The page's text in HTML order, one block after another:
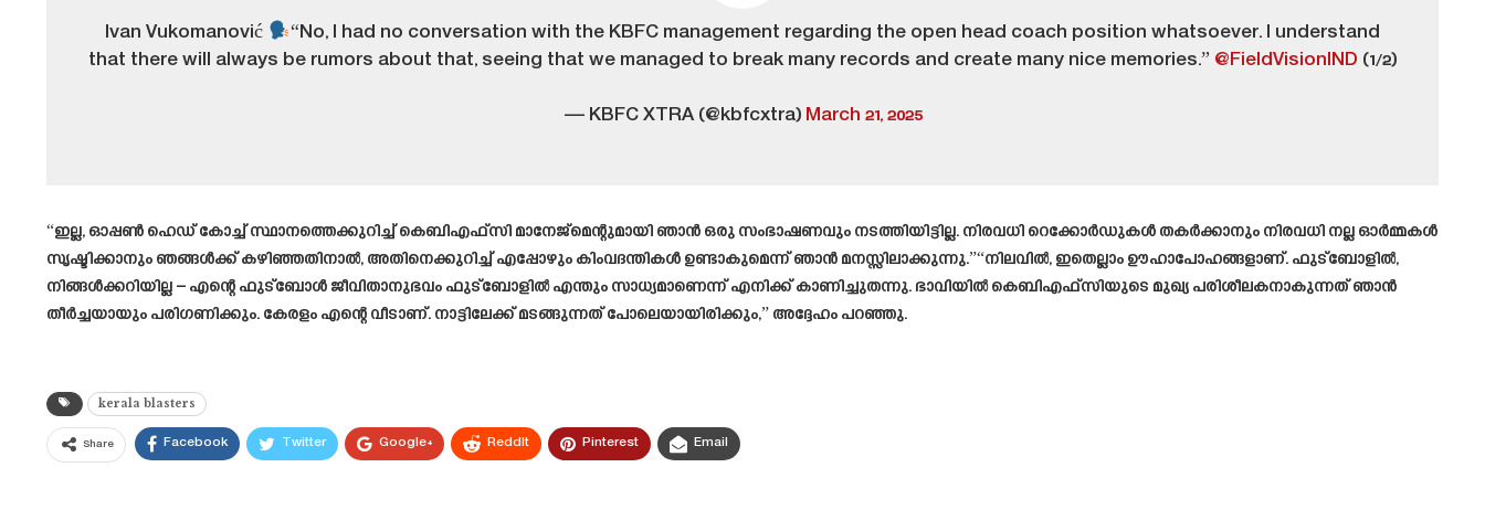
Ivan Vukomanović
“No, I had no conversation with the KBFC management regarding the open head coach position whatsoever. I understand
that there will always be rumors about that, seeing that we managed to break many records and create many nice memories.” @FieldVisionIND (1/2)
— KBFC XTRA (@kbfcxtra) March 21, 2025
“ഇല്ല, ഓപ്പൺ ഹെഡ് കോച്ച് സ്ഥാനത്തെക്കുറിച്ച് കെബിഎഫ്സി മാനേജ്മെന്റുമായി ഞാൻ ഒരു സംഭാഷണവും നടത്തിയിട്ടില്ല. നിരവധി റെക്കോർഡുകൾ തകർക്കാനും നിരവധി നല്ല ഓർമ്മകൾ
സൃഷ്ടിക്കാനും ഞങ്ങൾക്ക് കഴിഞ്ഞതിനാൽ, അതിനെക്കുറിച്ച് എപ്പോഴും കിംവദന്തികൾ ഉണ്ടാകുമെന്ന് ഞാൻ മനസ്സിലാക്കുന്നു.”“നിലവിൽ, ഇതെല്ലാം ഊഹാപോഹങ്ങളാണ്. ഫുട്ബോളിൽ,
നിങ്ങൾക്കറിയില്ല – എന്റെ ഫുട്ബോൾ ജീവിതാനുഭവം ഫുട്ബോളിൽ എന്തും സാധ്യമാണെന്ന് എനിക്ക് കാണിച്ചുതന്നു. ഭാവിയിൽ കെബിഎഫ്സിയുടെ മുഖ്യ പരിശീലകനാകുന്നത് ഞാൻ
തീർച്ചയായും പരിഗണിക്കും. കേരളം എന്റെ വീടാണ്. നാട്ടിലേക്ക് മടങ്ങുന്നത് പോലെയായിരിക്കും,” അദ്ദേഹം പറഞ്ഞു.
kerala blasters
Share Facebook Twitter Google+ ReddIt Pinterest Email